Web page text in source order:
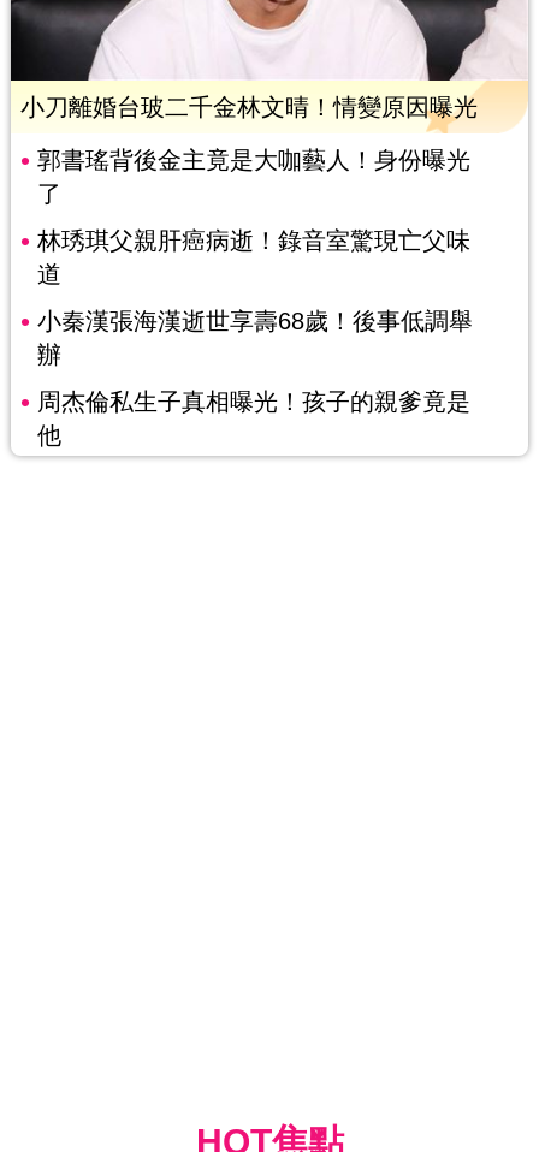
小刀離婚台玻二千金林文晴！情變原因曝光
郭書瑤背後金主竟是大咖藝人！身份曝光
了
林琇琪父親肝癌病逝！錄音室驚現亡父味
道
小秦漢張海漢逝世享壽68歲！後事低調舉
辦
周杰倫私生子真相曝光！孩子的親爹竟是
他
HOT焦點